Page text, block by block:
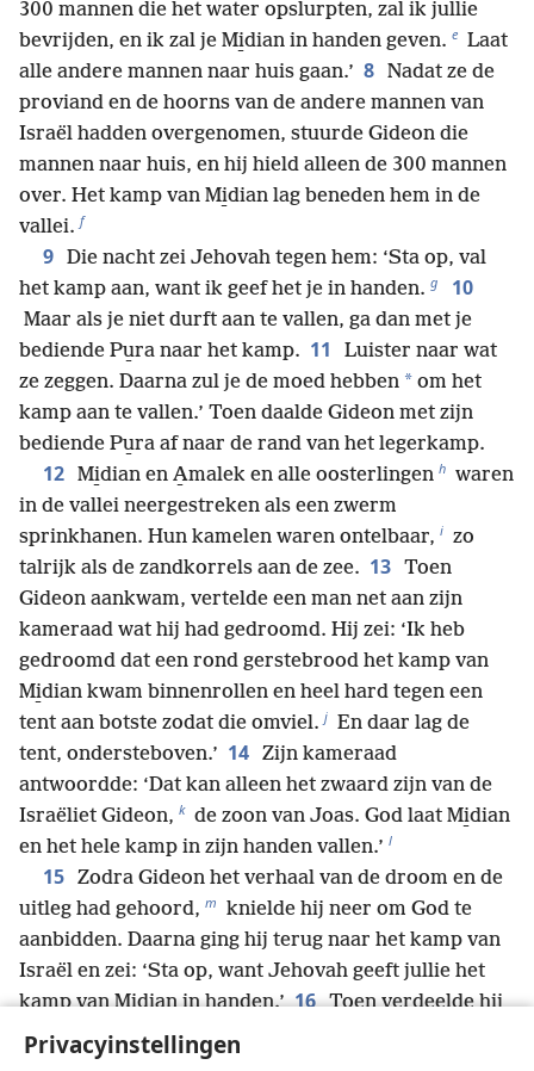
Privacyinstellingen
300 mannen die het water opslurpten, zal ik jullie
bevrijden, en ik zal je Mi̱dian in handen geven. e Laat
alle andere mannen naar huis gaan.’ 8 Nadat ze de
proviand en de hoorns van de andere mannen van
Israël hadden overgenomen, stuurde Gideon die
mannen naar huis, en hij hield alleen de 300 mannen
over. Het kamp van Mi̱dian lag beneden hem in de
vallei. f
9 Die nacht zei Jehovah tegen hem: ‘Sta op, val
het kamp aan, want ik geef het je in handen. g 10
Maar als je niet durft aan te vallen, ga dan met je
bediende Pu̱ra naar het kamp. 11
Luister naar wat
ze zeggen. Daarna zul je de moed hebben * om het
kamp aan te vallen.’ Toen daalde Gideon met zijn
bediende Pu̱ra af naar de rand van het legerkamp.
12 Mi̱dian en A̱malek en alle oosterlingen h waren
in de vallei neergestreken als een zwerm
sprinkhanen. Hun kamelen waren ontelbaar, i zo
talrijk als de zandkorrels aan de zee. 13 Toen
Gideon aankwam, vertelde een man net aan zijn
kameraad wat hij had gedroomd. Hij zei: ‘Ik heb
gedroomd dat een rond gerstebrood het kamp van
Mi̱dian kwam binnenrollen en heel hard tegen een
tent aan botste zodat die omviel. j En daar lag de
tent, ondersteboven.’ 14 Zijn kameraad
antwoordde: ‘Dat kan alleen het zwaard zijn van de
Israëliet Gideon, k de zoon van Joas. God laat Mi̱dian
en het hele kamp in zijn handen vallen.’ l
15 Zodra Gideon het verhaal van de droom en de
uitleg had gehoord, m knielde hij neer om God te
aanbidden. Daarna ging hij terug naar het kamp van
Israël en zei: ‘Sta op, want Jehovah geeft jullie het
kamp van Mi̱dian in handen.’ 16 Toen verdeelde hij
de 300 mannen in drie groepen en gaf ze allemaal
een hoorn
n en een grote lege kruik met een fakkel